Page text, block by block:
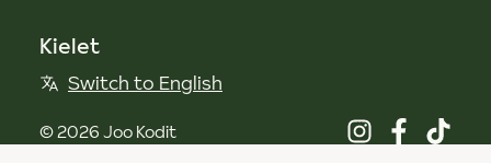
Kielet
Switch to English
©2026Joo Kodit